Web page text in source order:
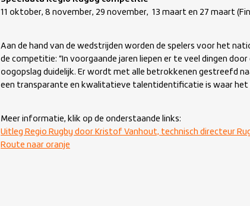
11 oktober, 8 november, 29 november, 13 maart en 27 maart
Aan de hand van de wedstrijden worden de spelers voor het
de competitie: “In voorgaande jaren liepen er te veel dingen
oogopslag duidelijk. Er wordt met alle betrokkenen gestreefd
een transparante en kwalitatieve talentidentificatie is waar
Meer informatie, klik op de onderstaande links:
Uitleg Regio Rugby door Kristof Vanhout, technisch directeur
Route naar oranje